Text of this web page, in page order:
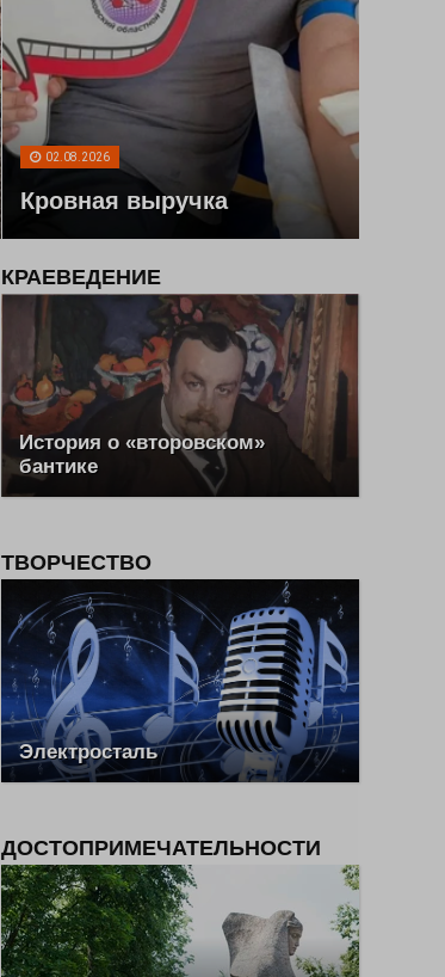
02.08.2026
Кровная выручка
КРАЕВЕДЕНИЕ
История о «второвском»
бантике
ТВОРЧЕСТВО
Электросталь
ДОСТОПРИМЕЧАТЕЛЬНОСТИ